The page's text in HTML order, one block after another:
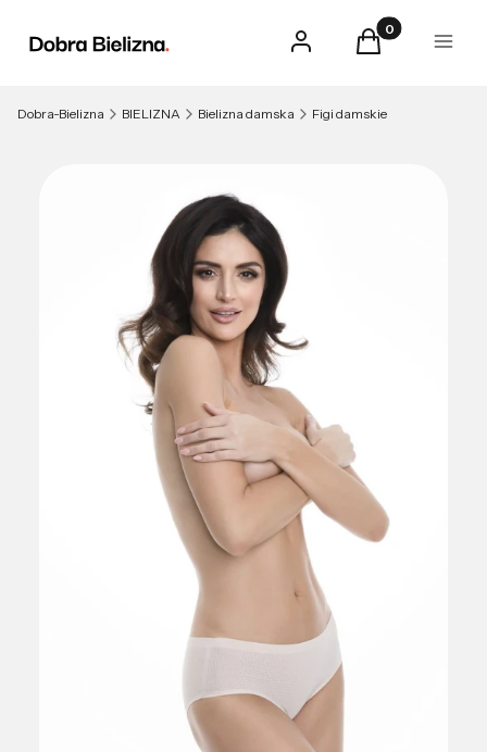
Zaloguj sięProdukty w
Koszyk Menu
Dobra-Bielizna BIELIZNA Bielizna damska Figi damskie